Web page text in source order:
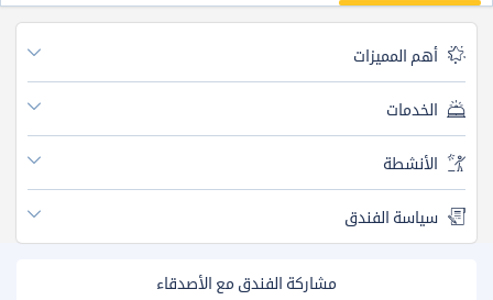
أهم المميزات
الخدمات
الأنشطة
سياسة الفندق
مشاركة الفندق مع الأصدقاء